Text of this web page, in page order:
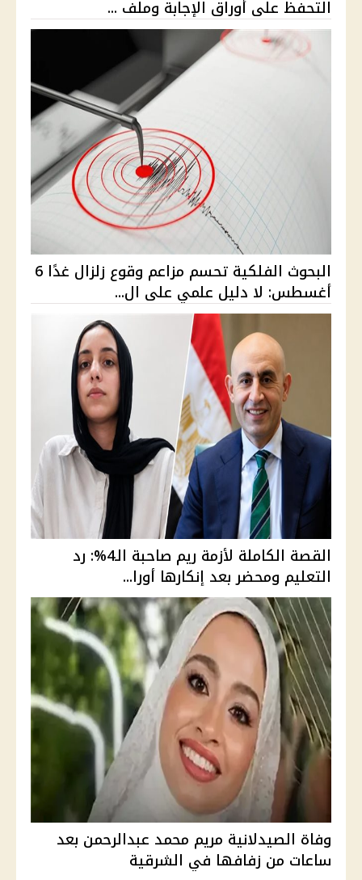
التحفظ على أوراق الإجابة وملف ...
البحوث الفلكية تحسم مزاعم وقوع زلزال غدًا 6
أغسطس: لا دليل علمي على ال...
القصة الكاملة لأزمة ريم صاحبة الـ4%: رد
التعليم ومحضر بعد إنكارها أورا...
وفاة الصيدلانية مريم محمد عبدالرحمن بعد
ساعات من زفافها في الشرقية